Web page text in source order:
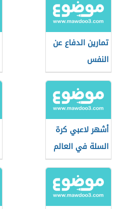
تمارين الدفاع عن
النفس
أشهر لاعبي كرة
السلة في العالم